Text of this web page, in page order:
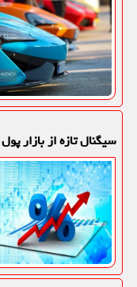
سیگنال تازه از بازار پول